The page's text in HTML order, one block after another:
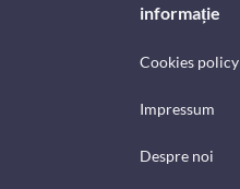
informație
Cookies policy
Impressum
Despre noi